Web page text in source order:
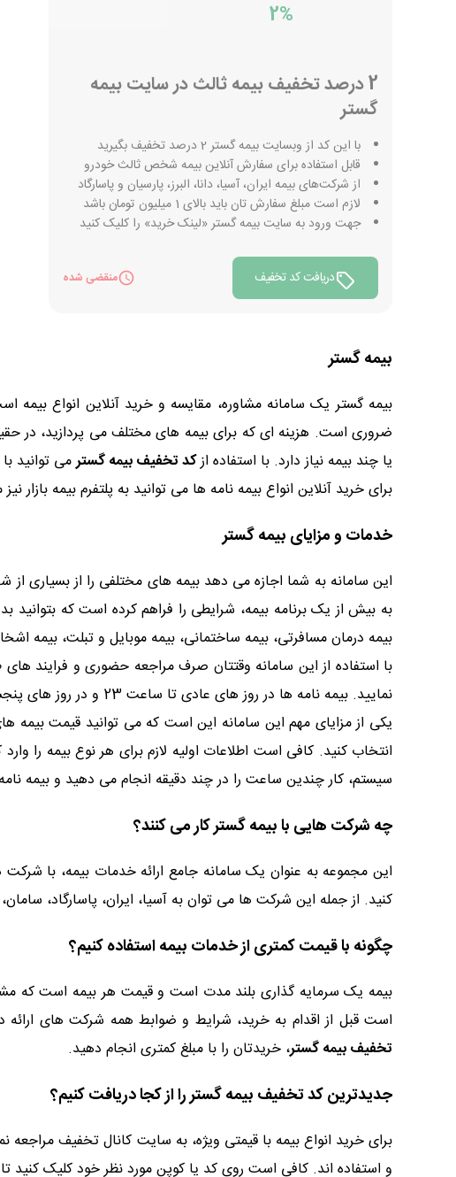
2%
2 درصد تخفیف بیمه ثالث در سایت بیمه
گستر
با این کد از وبسایت بیمه گستر 2 درصد تخفیف بگیرید
قابل استفاده برای سفارش آنلاین بیمه شخص ثالث خودرو
از شرکت‌های بیمه ایران، آسیا، دانا، البرز، پارسیان و پاسارگاد
لازم است مبلغ سفارش تان باید بالای 1 میلیون تومان باشد
جهت ورود به سایت بیمه گستر «لینک خرید» را کلیک کنید
دریافت کد تخفیف منقضی شده
بیمه گستر
بیمه گستر یک سامانه مشاوره، مقایسه و خرید آنلاین انواع
ضروری است. هزینه ای که برای بیمه های مختلف می پردازید، در
یا چند بیمه نیاز دارد. با استفاده ازکد تخفیف بیمه گسترمی توانید
برای خرید آنلاین انواع بیمه نامه ها می توانید به پلتفرم بیمه بازار
خدمات و مزایای بیمه گستر
این سامانه به شما اجازه می دهد بیمه های مختلفی را از بسیاری
به بیش از یک برنامه بیمه، شرایطی را فراهم کرده است که بتوانید
بیمه درمان مسافرتی، بیمه ساختمانی، بیمه موبایل و تبلت، بیمه
با استفاده از این سامانه وقتتان صرف مراجعه حضوری و فرایند
نمایید. بیمه نامه ها در روز های عادی تا ساعت 23 و در روز های پنجشنبه و تعطیل تا ساعت 21 همان روز صادر می شود.
یکی از مزایای مهم این سامانه این است که می توانید قیمت
انتخاب کنید. کافی است اطلاعات اولیه لازم برای هر نوع بیمه را
سیستم، کار چندین ساعت را در چند دقیقه انجام می دهید و بیمه
چه شرکت هایی با بیمه گستر کار می کنند؟
این مجموعه به عنوان یک سامانه جامع ارائه خدمات بیمه، با
کنید. از جمله این شرکت ها می توان به آسیا، ایران، پاسارگاد،
چگونه با قیمت کمتری از خدمات بیمه استفاده کنیم؟
بیمه یک سرمایه گذاری بلند مدت است و قیمت هر بیمه است که
است قبل از اقدام به خرید، شرایط و ضوابط همه شرکت های ارائه
تخفیف بیمه گستر، خریدتان را با مبلغ کمتری انجام دهید.
جدیدترین کد تخفیف بیمه گستر را از کجا دریافت کنیم؟
برای خرید انواع بیمه با قیمتی ویژه، به سایت کانال تخفیف
و استفاده اند. کافی است روی کد یا کوپن مورد نظر خود کلیک کنید